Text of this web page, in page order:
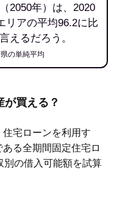
2050年）は、2020
リアの平均96.2に比
えるだろう。
の単純平均
が買える？
宅ローンを利用す
る全期間固定住宅ロ
別の借入可能額を試算